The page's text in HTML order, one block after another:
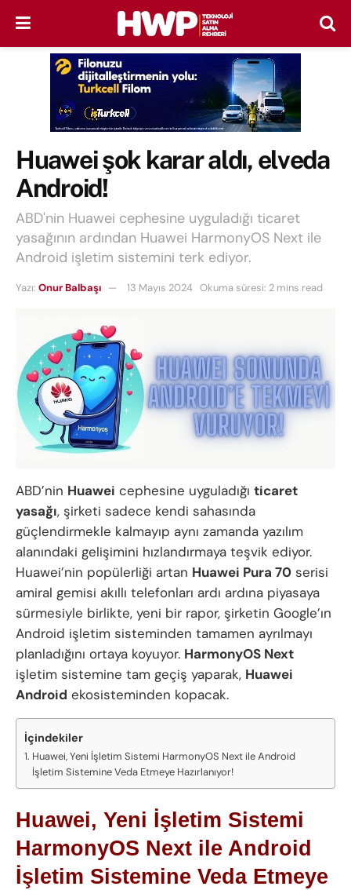
Huawei şok karar aldı, elveda
Android!
ABD'nin Huawei cephesine uyguladığı ticaret
yasağının ardından Huawei HarmonyOS Next ile
Android işletim sistemini terk ediyor.
Yazı: Onur Balbaşı 13 Mayıs 2024 Okuma süresi: 2 mins read
ABD’nin Huawei cephesine uyguladığı ticaret
yasağı, şirketi sadece kendi sahasında
güçlendirmekle kalmayıp aynı zamanda yazılım
alanındaki gelişimini hızlandırmaya teşvik ediyor.
Huawei’nin popülerliği artan Huawei Pura 70 serisi
amiral gemisi akıllı telefonları ardı ardına piyasaya
sürmesiyle birlikte, yeni bir rapor, şirketin Google’ın
Android işletim sisteminden tamamen ayrılmayı
planladığını ortaya koyuyor. HarmonyOS Next
işletim sistemine tam geçiş yaparak, Huawei
Android ekosisteminden kopacak.
İçindekiler
Huawei, Yeni İşletim Sistemi HarmonyOS Next ile Android
İşletim Sistemine Veda Etmeye Hazırlanıyor!
Huawei, Yeni İşletim Sistemi
HarmonyOS Next ile Android
İşletim Sistemine Veda Etmeye